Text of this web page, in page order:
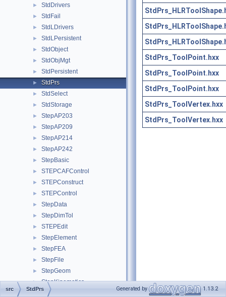
► StdDrivers
► StdFail
► StdLDrivers
► StdLPersistent
► StdObject
► StdObjMgt
► StdPersistent
► StdPrs
► StdSelect
► StdStorage
► StepAP203
► StepAP209
► StepAP214
► StepAP242
► StepBasic
► STEPCAFControl
► STEPConstruct
► STEPControl
► StepData
► StepDimTol
► STEPEdit
► StepElement
► StepFEA
► StepFile
► StepGeom
► StepKinematics
► StepRepr
StdPrs_ToolPoint.hxx
StdPrs_ToolPoint.hxx
StdPrs_ToolPoint.hxx
StdPrs_ToolVertex.hxx
StdPrs_ToolVertex.hxx
src StdPrs Generated by 1.13.2